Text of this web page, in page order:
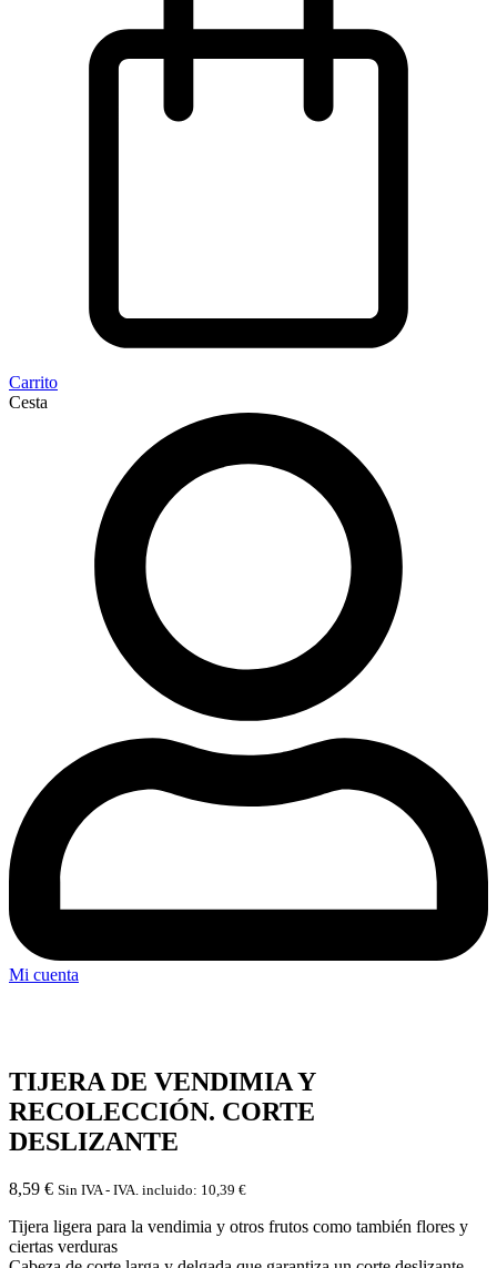
Carrito
Cesta
Mi cuenta
TIJERA DE VENDIMIA Y
RECOLECCIÓN. CORTE
DESLIZANTE
8,59 € Sin IVA - IVA. incluido: 10,39 €
Tijera ligera para la vendimia y otros frutos como también flores y
ciertas verduras